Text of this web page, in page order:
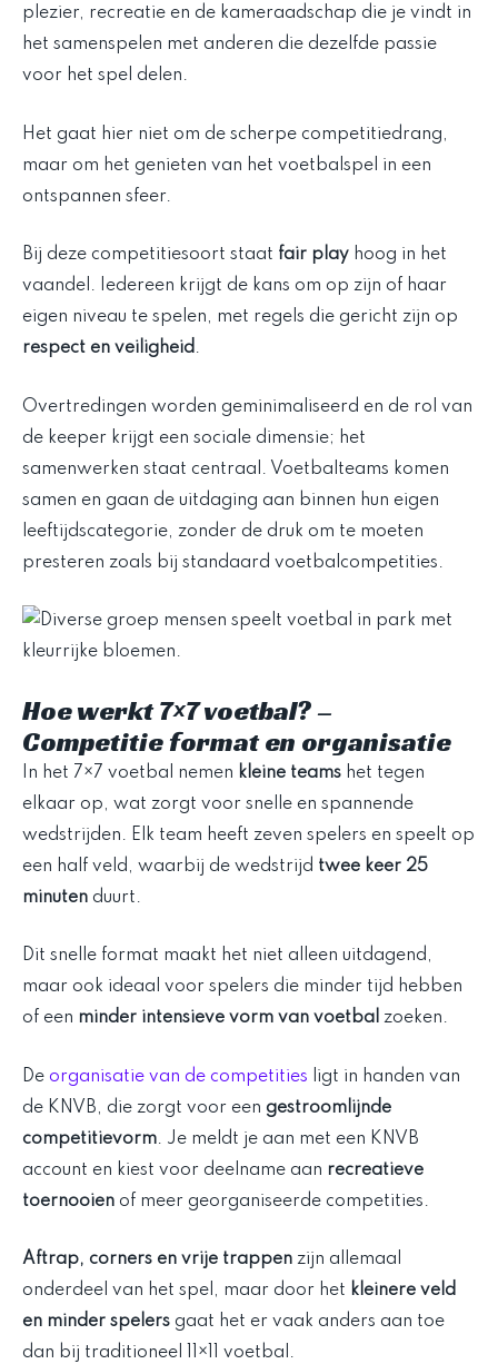
plezier, recreatie en de kameraadschap die je vindt in
het samenspelen met anderen die dezelfde passie
voor het spel delen.
Het gaat hier niet om de scherpe competitiedrang,
maar om het genieten van het voetbalspel in een
ontspannen sfeer.
Bij deze competitiesoort staat fair play hoog in het
vaandel. Iedereen krijgt de kans om op zijn of haar
eigen niveau te spelen, met regels die gericht zijn op
respect en veiligheid.
Overtredingen worden geminimaliseerd en de rol van
de keeper krijgt een sociale dimensie; het
samenwerken staat centraal. Voetbalteams komen
samen en gaan de uitdaging aan binnen hun eigen
leeftijdscategorie, zonder de druk om te moeten
presteren zoals bij standaard voetbalcompetities.
Hoe werkt 7×7 voetbal? –
Competitie format en organisatie
In het 7×7 voetbal nemen kleine teams het tegen
elkaar op, wat zorgt voor snelle en spannende
wedstrijden. Elk team heeft zeven spelers en speelt op
een half veld, waarbij de wedstrijd twee keer 25
minuten duurt.
Dit snelle format maakt het niet alleen uitdagend,
maar ook ideaal voor spelers die minder tijd hebben
of een minder intensieve vorm van voetbal zoeken.
De organisatie van de competities ligt in handen van
de KNVB, die zorgt voor een gestroomlijnde
competitievorm. Je meldt je aan met een KNVB
account en kiest voor deelname aan recreatieve
toernooien of meer georganiseerde competities.
Aftrap, corners en vrije trappen zijn allemaal
onderdeel van het spel, maar door het kleinere veld
en minder spelers gaat het er vaak anders aan toe
dan bij traditioneel 11×11 voetbal.